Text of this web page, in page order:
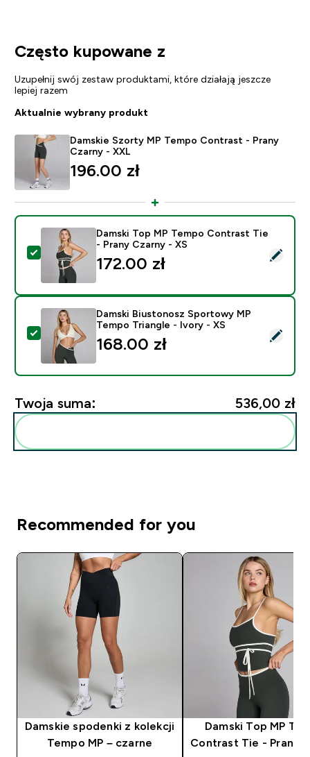
Często kupowane z
Uzupełnij swój zestaw produktami, które działają jeszcze
lepiej razem
Aktualnie wybrany produkt
Damskie Szorty MP Tempo Contrast - Prany
Czarny - XXL
196.00 zł‎
Wybierz ten produkt - Damski Top MP Tempo
Damski Top MP Tempo Contrast Tie
- Prany Czarny - XS
172.00 zł‎
Wybierz ten produkt - Damski Biustonosz Sportowy
Damski Biustonosz Sportowy MP
Tempo Triangle - Ivory - XS
168.00 zł‎
Twoja suma: 536,00 zł‎
Recommended for you
Damskie spodenki z kolekcji
Tempo MP – czarne
Damski Top MP
Contrast Tie - Prany